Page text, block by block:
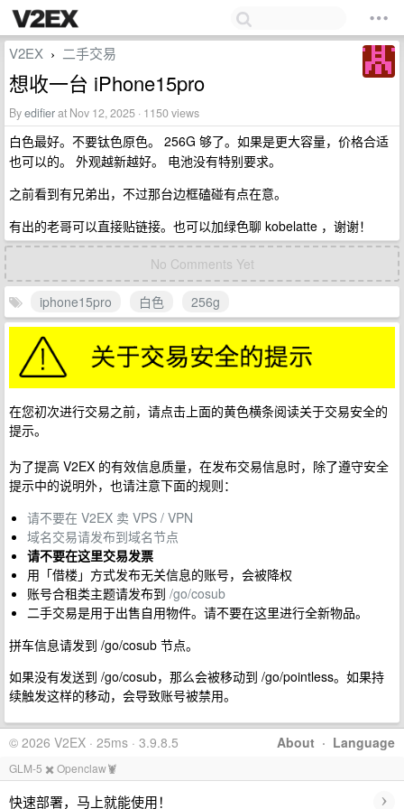
V2EX › 二手交易
想收一台 iPhone15pro
Byedifierat Nov 12, 2025 · 1150 views
白色最好。不要钛色原色。 256G 够了。如果是更大容量，价格合适
也可以的。 外观越新越好。 电池没有特别要求。
之前看到有兄弟出，不过那台边框磕碰有点在意。
有出的老哥可以直接贴链接。也可以加绿色聊 kobelatte ，谢谢！
No Comments Yet
iphone15pro 白色 256g
在您初次进行交易之前，请点击上面的黄色横条阅读关于交易安全的
提示。
为了提高 V2EX 的有效信息质量，在发布交易信息时，除了遵守安全
提示中的说明外，也请注意下面的规则：
请不要在 V2EX 卖 VPS / VPN
域名交易请发布到域名节点
请不要在这里交易发票
用「借楼」方式发布无关信息的账号，会被降权
账号合租类主题请发布到 /go/cosub
二手交易是用于出售自用物件。请不要在这里进行全新物品。
拼车信息请发到 /go/cosub 节点。
如果没有发送到 /go/cosub，那么会被移动到 /go/pointless。如果持
续触发这样的移动，会导致账号被禁用。
About · Language
© 2026 V2EX · 25ms · 3.9.8.5
GLM-5 ✖️ Openclaw🦞
快速部署，马上就能使用！ ›